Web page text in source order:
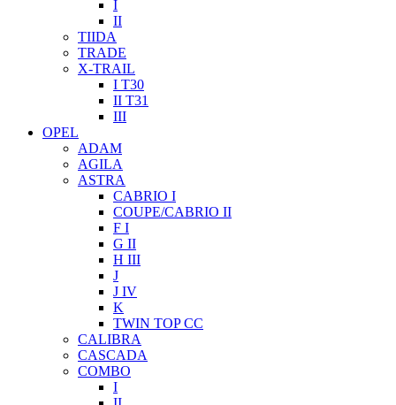
I
II
TIIDA
TRADE
X-TRAIL
I T30
II T31
III
OPEL
ADAM
AGILA
ASTRA
CABRIO I
COUPE/CABRIO II
F I
G II
H III
J
J IV
K
TWIN TOP CC
CALIBRA
CASCADA
COMBO
I